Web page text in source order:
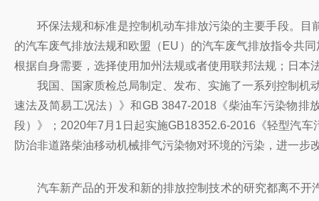
环保法规和标准是控制机动车排放污染的主要手段。
的汽车废气排放法规和欧盟（EU）的汽车废气排放指令共
根据自身需要，选择使用加州法规或者使用联邦法规；日
我国、国家质检总局制定、发布、实施了一系列控制
速法及简易工况法）》和GB 3847-2018《柴油车污染物
段）》；2020年7月1日起实施GB18352.6-2016《轻型汽
防治非道路柴油移动机械排气污染物对环境的污染，进一
汽车新产品的开发和新的排放控制技术的研究都离不